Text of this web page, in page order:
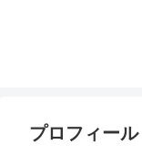
プロフィール